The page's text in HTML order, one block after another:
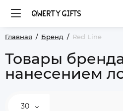
Главная Бренд Red Line
Товары
нанесением
30